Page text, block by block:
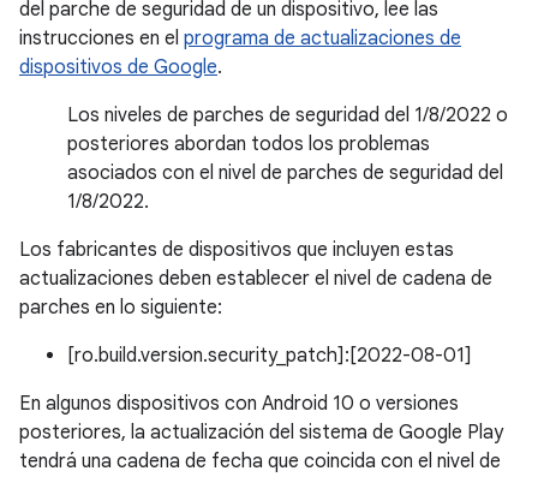
del parche de seguridad de un dispositivo, lee las
instrucciones en el programa de actualizaciones de
dispositivos de Google.
Los niveles de parches de seguridad del 1/8/2022 o
posteriores abordan todos los problemas
asociados con el nivel de parches de seguridad del
1/8/2022.
Los fabricantes de dispositivos que incluyen estas
actualizaciones deben establecer el nivel de cadena de
parches en lo siguiente:
[ro.build.version.security_patch]:[2022-08-01]
En algunos dispositivos con Android 10 o versiones
posteriores, la actualización del sistema de Google Play
tendrá una cadena de fecha que coincida con el nivel de